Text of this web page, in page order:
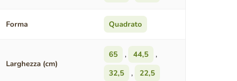
Forma Quadrato
Larghezza (cm)
65 , 44,5
,
32,5
, 22,5